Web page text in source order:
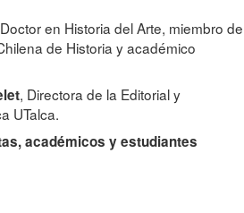
en Historia del Arte, miembro de
de Historia y académico
, Directora de la Editorial y
UTalca.
académicos y estudiantes